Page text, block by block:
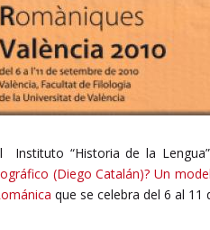
Instituto “Historia de la
(Diego Catalán)? Un
que se celebra del 6 al 11